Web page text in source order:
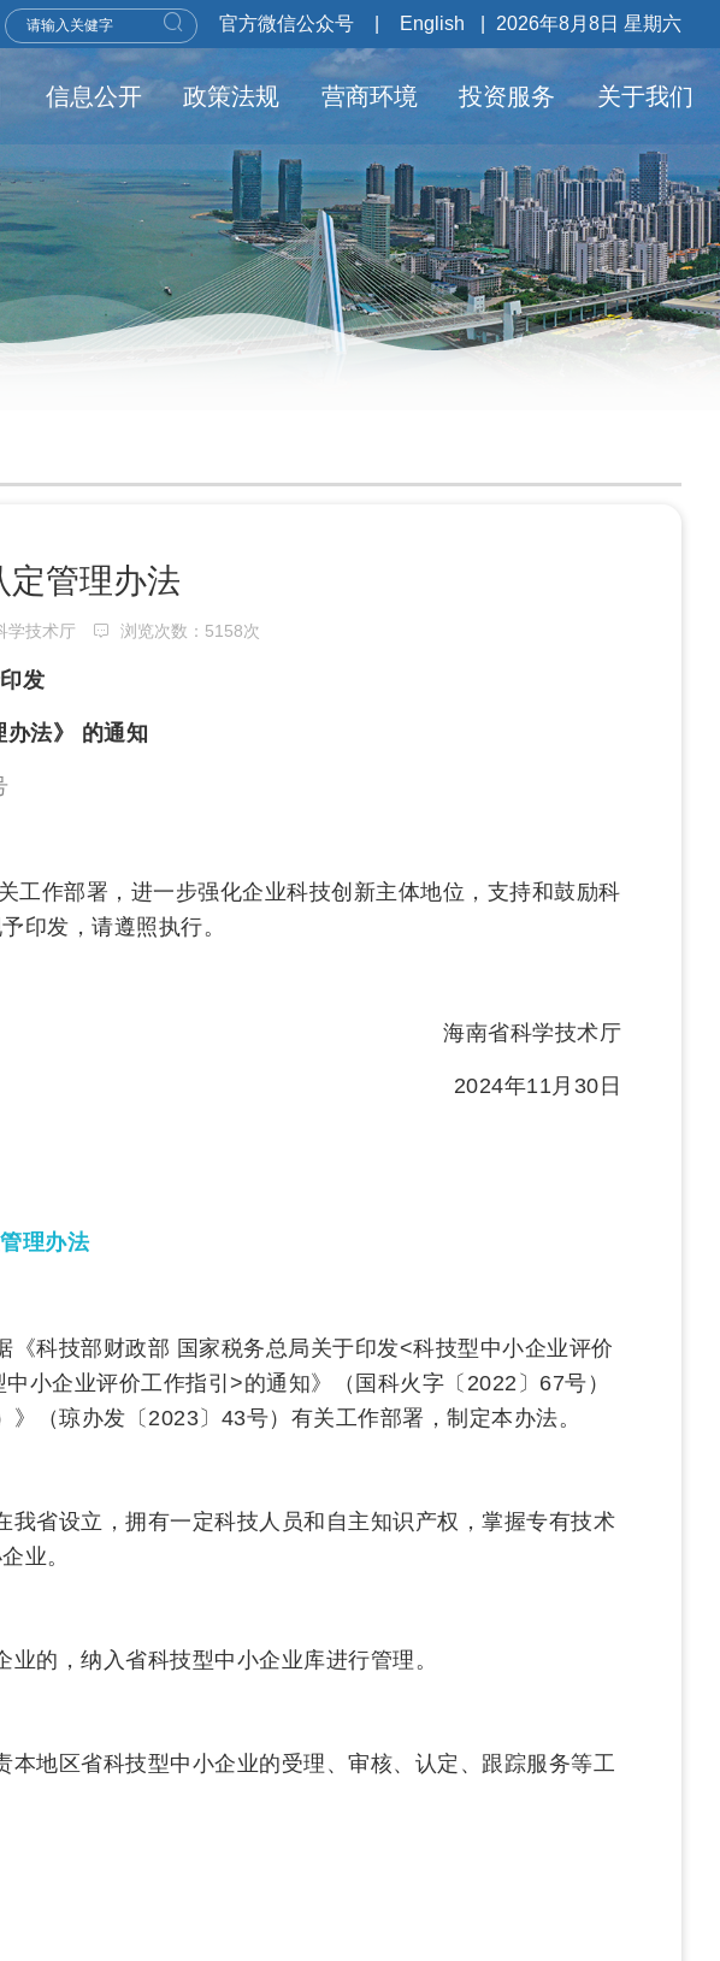
官方微信公众号 English 2026年8月8日 星期六
信息公开 政策法规 营商环境 投资服务 关于我们
定管理办法
学技术厅 浏览次数： 5158次
发
办法》 的通知
作部署，进一步强化企业科技创新主体地位，支持和鼓励科
印发，请遵照执行。
海南省科学技术厅
2024年11月30日
理办法
科技部财政部 国家税务总局关于印发<科技型中小企业评价
小企业评价工作指引>的通知》（国科火字〔2022〕67号）
（琼办发〔2023〕43号）有关工作部署，制定本办法。
省设立，拥有一定科技人员和自主知识产权，掌握专有技术
业。
的，纳入省科技型中小企业库进行管理。
地区省科技型中小企业的受理、审核、认定、跟踪服务等工